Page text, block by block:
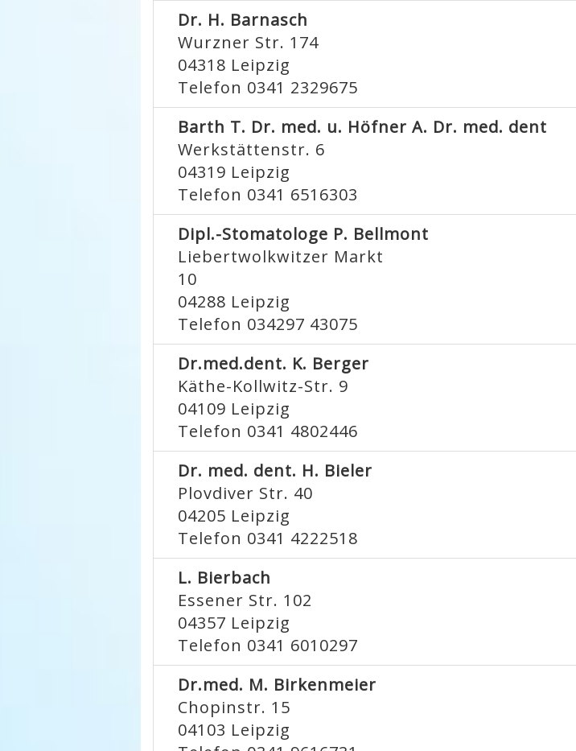
Dr. H. Barnasch
Wurzner Str. 174
04318 Leipzig
Telefon 0341 2329675
Barth T. Dr. med. u. Höfner A. Dr. med. dent
Werkstättenstr. 6
04319 Leipzig
Telefon 0341 6516303
Dipl.-Stomatologe P. Bellmont
Liebertwolkwitzer Markt
10
04288 Leipzig
Telefon 034297 43075
Dr.med.dent. K. Berger
Käthe-Kollwitz-Str. 9
04109 Leipzig
Telefon 0341 4802446
Dr. med. dent. H. Bieler
Plovdiver Str. 40
04205 Leipzig
Telefon 0341 4222518
L. Bierbach
Essener Str. 102
04357 Leipzig
Telefon 0341 6010297
Dr.med. M. Birkenmeier
Chopinstr. 15
04103 Leipzig